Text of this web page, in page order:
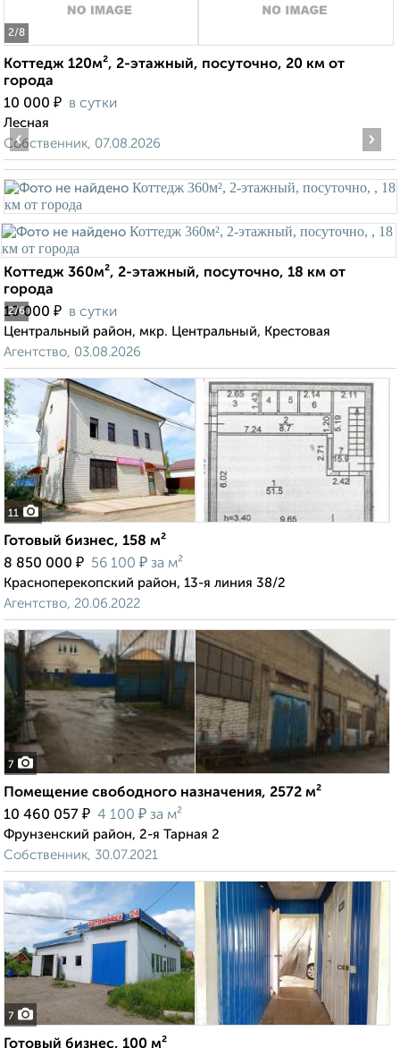
2/8
Коттедж 120м², 2-этажный, посуточно, 20 км от
города
10 000 ₽ в сутки
Лесная
Собственник, 07.08.2026
2/6
‹ ›
Коттедж 360м², 2-этажный, посуточно, 18 км от
города
10 000 ₽ в сутки
Центральный район, мкр. Центральный, Крестовая
Агентство, 03.08.2026
11
Готовый бизнес, 158 м²
8 850 000 ₽ 56 100 ₽ за м²
Красноперекопский район, 13-я линия 38/2
Агентство, 20.06.2022
7
Помещение свободного назначения, 2572 м²
10 460 057 ₽ 4 100 ₽ за м²
Фрунзенский район, 2-я Тарная 2
Собственник, 30.07.2021
7
Готовый бизнес, 100 м²